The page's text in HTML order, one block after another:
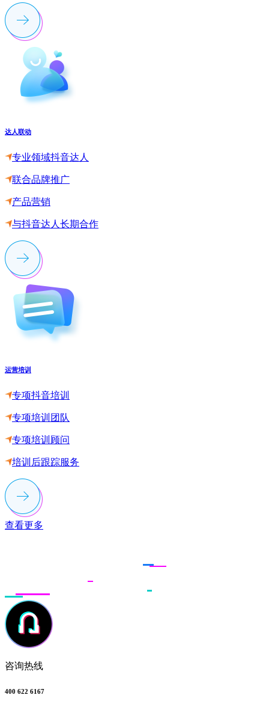
达人联动
专业领域抖音达人
联合品牌推广
产品营销
与抖音达人长期合作
运营培训
专项抖音培训
专项培训团队
专项培训顾问
培训后跟踪服务
查看更多
咨询热线
400 622 6167